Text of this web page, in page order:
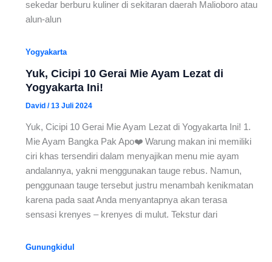
sekedar berburu kuliner di sekitaran daerah Malioboro atau
alun-alun
Yogyakarta
Yuk, Cicipi 10 Gerai Mie Ayam Lezat di
Yogyakarta Ini!
David /13 Juli 2024
Yuk, Cicipi 10 Gerai Mie Ayam Lezat di Yogyakarta Ini! 1.
Mie Ayam Bangka Pak Apo❤️ Warung makan ini memiliki
ciri khas tersendiri dalam menyajikan menu mie ayam
andalannya, yakni menggunakan tauge rebus. Namun,
penggunaan tauge tersebut justru menambah kenikmatan
karena pada saat Anda menyantapnya akan terasa
sensasi krenyes – krenyes di mulut. Tekstur dari
Gunungkidul